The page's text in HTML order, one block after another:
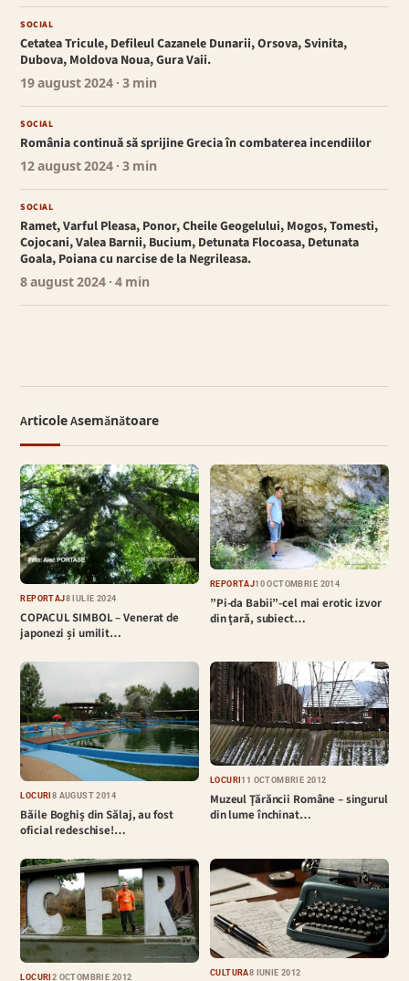
SOCIAL
Cetatea Tricule, Defileul Cazanele Dunarii, Orsova, Svinita,
Dubova, Moldova Noua, Gura Vaii.
19 august 2024 · 3 min
SOCIAL
România continuă să sprijine Grecia în combaterea incendiilor
12 august 2024 · 3 min
SOCIAL
Ramet, Varful Pleasa, Ponor, Cheile Geogelului, Mogos, Tomesti,
Cojocani, Valea Barnii, Bucium, Detunata Flocoasa, Detunata
Goala, Poiana cu narcise de la Negrileasa.
8 august 2024 · 4 min
Articole Asemănătoare
REPORTAJ8 IULIE 2024
COPACUL SIMBOL – Venerat de
japonezi și umilit…
REPORTAJ10 OCTOMBRIE 2014
”Pi-da Babii”-cel mai erotic izvor
din ţară, subiect…
LOCURI 8 AUGUST 2014
Băile Boghiș din Sălaj, au fost
oficial redeschise!…
LOCURI11 OCTOMBRIE 2012
Muzeul Ţărăncii Române – singurul
din lume închinat…
LOCURI 2 OCTOMBRIE 2012 CULTURĂ8 IUNIE 2012